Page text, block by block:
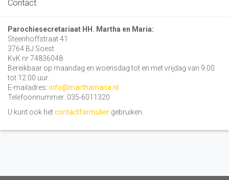
Contact
Parochiesecretariaat HH. Martha en Maria:
Steenhoffstraat 41
3764 BJ Soest
KvK nr 74836048
Bereikbaar op maandag en woensdag tot en met vrijdag van 9.00
tot 12.00 uur.
E-mailadres: info@marthamaria.nl
Telefoonnummer: 035-6011320
U kunt ook hetcontactformulier gebruiken.